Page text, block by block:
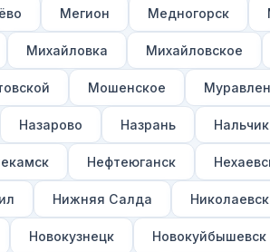
Мегион Медногорск
Михайловка Михайловское
Мошенское
Назарово Назрань Нальчик
Нефтеюганск
Нижняя Салда Николаевск
Новокузнецк Новокуйбышевск